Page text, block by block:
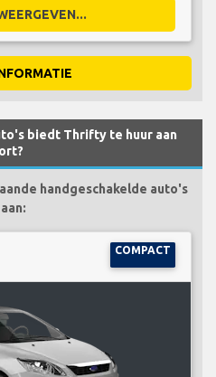
biedt Thrifty te huur aan
handgeschakelde auto's
aan:
COMPACT